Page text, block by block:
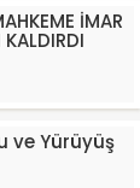
İMAR
ve Yürüyüş